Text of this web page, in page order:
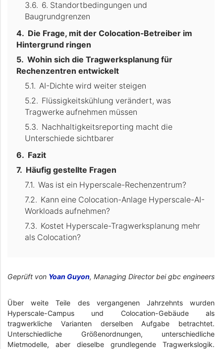
6. Standortbedingungen und
Baugrundgrenzen
Die Frage, mit der Colocation-Betreiber im
Hintergrund ringen
Wohin sich die Tragwerksplanung für
Rechenzentren entwickelt
AI-Dichte wird weiter steigen
Flüssigkeitskühlung verändert, was
Tragwerke aufnehmen müssen
Nachhaltigkeitsreporting macht die
Unterschiede sichtbarer
Fazit
Häufig gestellte Fragen
Was ist ein Hyperscale-Rechenzentrum?
Kann eine Colocation-Anlage Hyperscale-AI-
Workloads aufnehmen?
Kostet Hyperscale-Tragwerksplanung mehr
als Colocation?
Geprüft von Yoan Guyon, Managing Director bei gbc engineers
Über weite Teile des vergangenen Jahrzehnts wurden
Hyperscale-Campus und Colocation-Gebäude als
tragwerkliche Varianten derselben Aufgabe betrachtet.
Unterschiedliche Größenordnungen, unterschiedliche
Mietmodelle, aber dieselbe grundlegende Tragwerkslogik.